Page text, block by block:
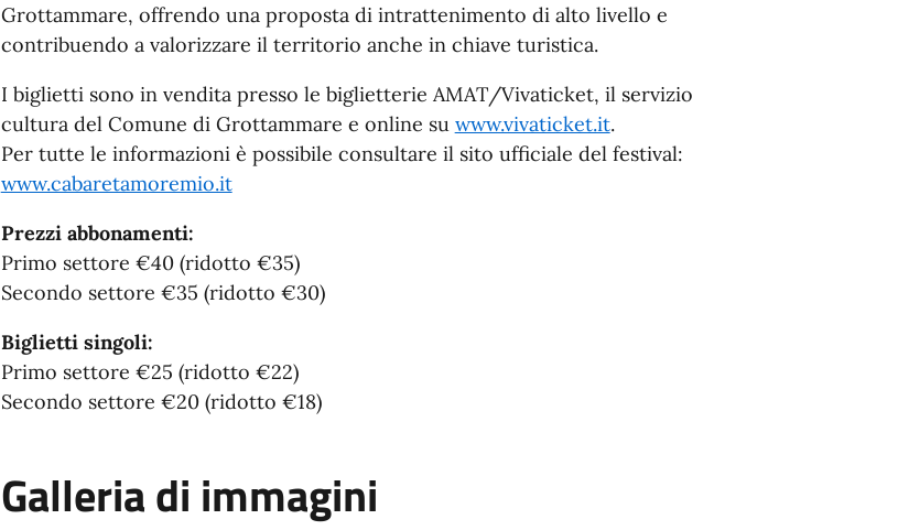
Grottammare, offrendo una proposta di intrattenimento di alto livello e
contribuendo a valorizzare il territorio anche in chiave turistica.
I biglietti sono in vendita presso le biglietterie AMAT/Vivaticket, il servizio
cultura del Comune di Grottammare e online su www.vivaticket.it.
Per tutte le informazioni è possibile consultare il sito ufficiale del festival:
www.cabaretamoremio.it
Prezzi abbonamenti:
Primo settore €40 (ridotto €35)
Secondo settore €35 (ridotto €30)
Biglietti singoli:
Primo settore €25 (ridotto €22)
Secondo settore €20 (ridotto €18)
Galleria di immagini